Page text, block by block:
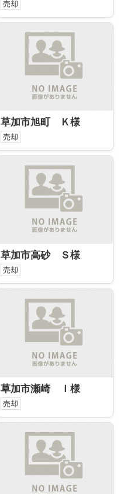
売却
草加市旭町 Ｋ様
売却
草加市高砂 Ｓ様
売却
草加市瀬崎 Ｉ様
売却